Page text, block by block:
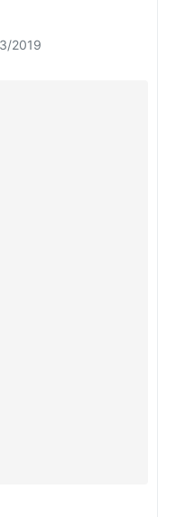
2019